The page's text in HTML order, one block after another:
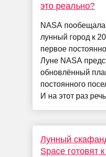
это реально?
NASA пообещала
лунный город к
первое
Луне NASA
обновлённый
постоянного
И на этот раз
Лунный
Space готовят